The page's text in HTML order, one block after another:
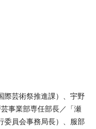
際芸術祭推進課）、宇野
事業部専任部長／「瀬
委員会事務局長）、服部